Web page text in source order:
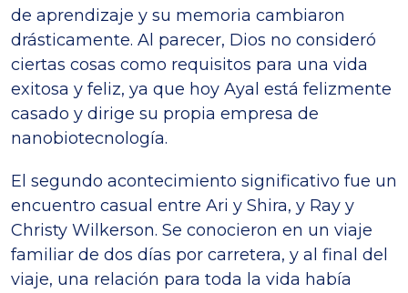
de aprendizaje y su memoria cambiaron
drásticamente. Al parecer, Dios no consideró
ciertas cosas como requisitos para una vida
exitosa y feliz, ya que hoy Ayal está felizmente
casado y dirige su propia empresa de
nanobiotecnología.
El segundo acontecimiento significativo fue un
encuentro casual entre Ari y Shira, y Ray y
Christy Wilkerson. Se conocieron en un viaje
familiar de dos días por carretera, y al final del
viaje, una relación para toda la vida había